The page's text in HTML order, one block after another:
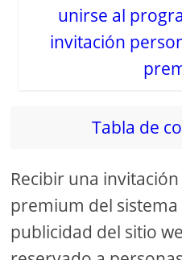
Tabla de
Recibir una
premium del
publicidad del sitio